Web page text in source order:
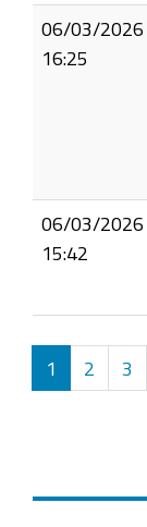
06/03/2026
16:25
06/03/2026
15:42
1 2 3